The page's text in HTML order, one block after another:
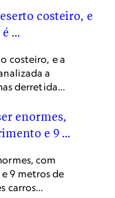
é
costeiro, e a
a
derretidas
de 430 mil
vista
com
9 metros de
carros